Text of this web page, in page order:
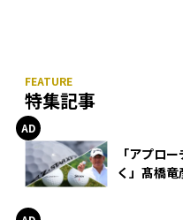
特集記事
「アプロ
く」髙橋